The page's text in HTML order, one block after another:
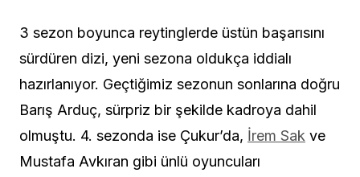
3 sezon boyunca reytinglerde üstün başarısını
sürdüren dizi, yeni sezona oldukça iddialı
hazırlanıyor. Geçtiğimiz sezonun sonlarına doğru
Barış Arduç, sürpriz bir şekilde kadroya dahil
olmuştu. 4. sezonda ise Çukur’da, İrem Sak ve
Mustafa Avkıran gibi ünlü oyuncuları